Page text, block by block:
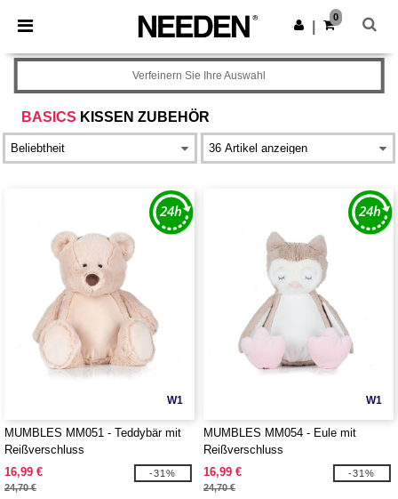
× Needen App
Bessere Preise in der App!
App holen
0
BASICS KISSEN ZUBEHÖR
Verfeinern Sie Ihre Auswahl
W1
MUMBLES MM051 - Teddybär mit
Reißverschluss
16,99 €
24,70 €
-31%
W1
MUMBLES MM054 - Eule mit
Reißverschluss
16,99 €
24,70 €
-31%